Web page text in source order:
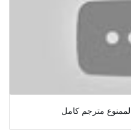
مترجم كامل